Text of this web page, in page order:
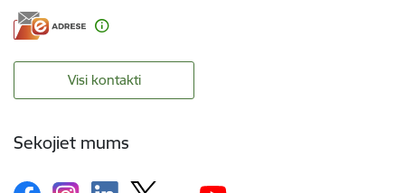
Visi kontakti
Sekojiet mums